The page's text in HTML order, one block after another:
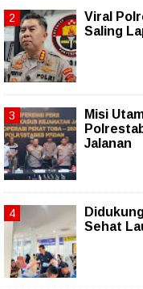
Viral
Saling
Misi
Jalanan
Sehat